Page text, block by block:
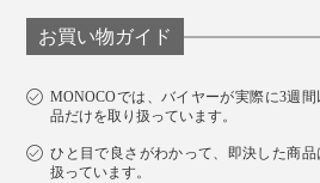
お買い物ガイド
MONOCOでは、バイヤーが実際に3週
品だけを取り扱っています。
ひと目で良さがわかって、即決した商品
扱っています。